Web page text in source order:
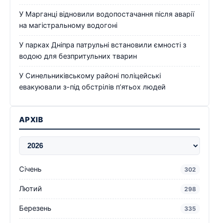
У Марганці відновили водопостачання після аварії
на магістральному водогоні
У парках Дніпра патрульні встановили ємності з
водою для безпритульних тварин
У Синельниківському районі поліцейські
евакуювали з-під обстрілів п’ятьох людей
АРХІВ
Січень 302
Лютий 298
Березень 335